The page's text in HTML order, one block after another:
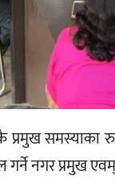
समस्याका
नगर प्रमुख